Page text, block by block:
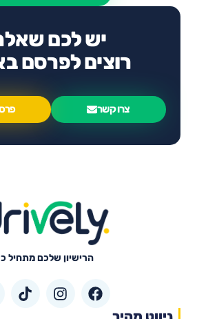
יש לכם
רוצים לפרסם
צרו קשר
הרישיון שלכם מתחיל